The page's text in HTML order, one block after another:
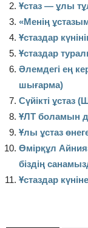
Ұстаз — ұлы
«Менің
Ұстаздар
Ұстаздар
Әлемдегі ең
шығарма)
Сүйікті ұстаз
ҰЛТ боламын
Ұлы ұстаз
Өмірқұл
біздің
Ұстаздар